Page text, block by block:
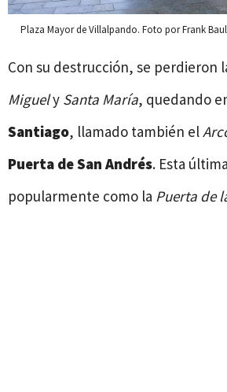
Plaza Mayor de Villalpando. Foto por Frank
Con su destrucción, se perdieron
Miguely Santa María, quedando
Santiago, llamado también el
Puerta de San Andrés. Esta
popularmente como la Puerta de